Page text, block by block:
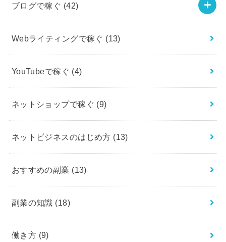
ブログで稼ぐ (42)
Webライティングで稼ぐ (13)
YouTubeで稼ぐ (4)
ネットショップで稼ぐ (9)
ネットビジネスのはじめ方 (13)
おすすめの副業 (13)
副業の知識 (18)
働き方 (9)